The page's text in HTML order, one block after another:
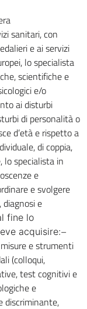
sanitari, con
e ai servizi
lo specialista
scientifiche e
e/o
ai disturbi
di personalità o
d’età e rispetto a
di coppia,
lo specialista in
e
e svolgere
e
fine lo
acquisire:–
e strumenti
(colloqui,
test cognitivi e
e
discriminante,